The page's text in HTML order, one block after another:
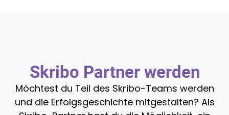
Skribo Partner werden
Möchtest du Teil des Skribo-Teams werden
und die Erfolgsgeschichte mitgestalten? Als